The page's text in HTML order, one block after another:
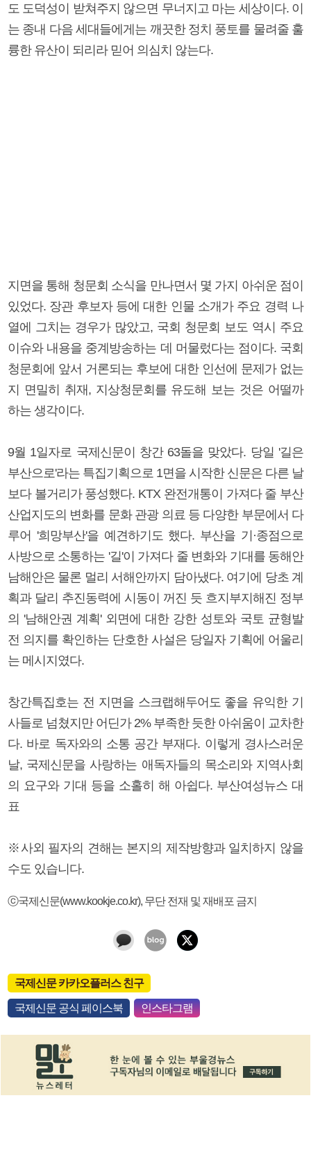
도 도덕성이 받쳐주지 않으면 무너지고 마는 세상이다. 이
는 종내 다음 세대들에게는 깨끗한 정치 풍토를 물려줄 훌
륭한 유산이 되리라 믿어 의심치 않는다.
지면을 통해 청문회 소식을 만나면서 몇 가지 아쉬운 점이
있었다. 장관 후보자 등에 대한 인물 소개가 주요 경력 나
열에 그치는 경우가 많았고, 국회 청문회 보도 역시 주요
이슈와 내용을 중계방송하는 데 머물렀다는 점이다. 국회
청문회에 앞서 거론되는 후보에 대한 인선에 문제가 없는
지 면밀히 취재, 지상청문회를 유도해 보는 것은 어떨까
하는 생각이다.
9월 1일자로 국제신문이 창간 63돌을 맞았다. 당일 '길은
부산으로'라는 특집기획으로 1면을 시작한 신문은 다른 날
보다 볼거리가 풍성했다. KTX 완전개통이 가져다 줄 부산
산업지도의 변화를 문화 관광 의료 등 다양한 부문에서 다
루어 '희망부산'을 예견하기도 했다. 부산을 기·종점으로
사방으로 소통하는 '길'이 가져다 줄 변화와 기대를 동해안
남해안은 물론 멀리 서해안까지 담아냈다. 여기에 당초 계
획과 달리 추진동력에 시동이 꺼진 듯 흐지부지해진 정부
의 '남해안권 계획' 외면에 대한 강한 성토와 국토 균형발
전 의지를 확인하는 단호한 사설은 당일자 기획에 어울리
는 메시지였다.
창간특집호는 전 지면을 스크랩해두어도 좋을 유익한 기
사들로 넘쳤지만 어딘가 2% 부족한 듯한 아쉬움이 교차한
다. 바로 독자와의 소통 공간 부재다. 이렇게 경사스러운
날, 국제신문을 사랑하는 애독자들의 목소리와 지역사회
의 요구와 기대 등을 소홀히 해 아쉽다. 부산여성뉴스 대
표
※사외 필자의 견해는 본지의 제작방향과 일치하지 않을
수도 있습니다.
ⓒ국제신문(www.kookje.co.kr), 무단 전재 및 재배포 금지
국제신문 카카오플러스 친구
국제신문 공식 페이스북 인스타그램